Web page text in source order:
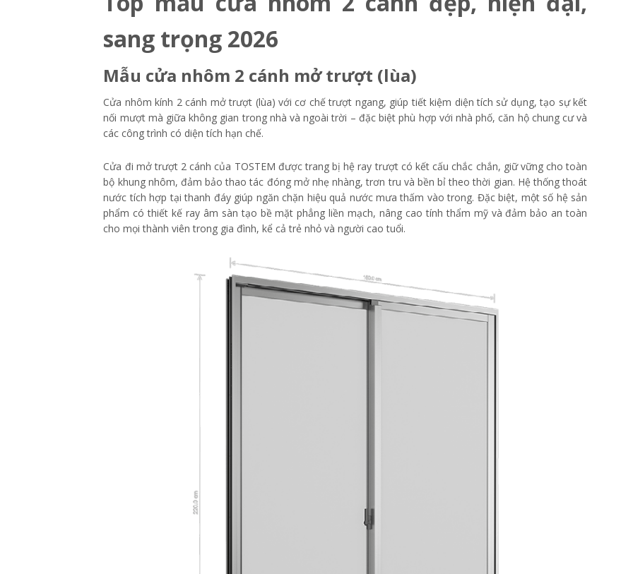
sang trọng 2026
Mẫu cửa nhôm 2 cánh mở trượt (lùa)
Cửa nhôm kính 2 cánh mở trượt (lùa) với cơ chế trượt ngang, giúp tiết kiệm diện tích sử dụng, tạo sự kết
nối mượt mà giữa không gian trong nhà và ngoài trời – đặc biệt phù hợp với nhà phố, căn hộ chung cư và
các công trình có diện tích hạn chế.
Cửa đi mở trượt 2 cánh của TOSTEM được trang bị hệ ray trượt có kết cấu chắc chắn, giữ vững cho toàn
bộ khung nhôm, đảm bảo thao tác đóng mở nhẹ nhàng, trơn tru và bền bỉ theo thời gian. Hệ thống thoát
nước tích hợp tại thanh đáy giúp ngăn chặn hiệu quả nước mưa thấm vào trong. Đặc biệt, một số hệ sản
phẩm có thiết kế ray âm sàn tạo bề mặt phẳng liền mạch, nâng cao tính thẩm mỹ và đảm bảo an toàn
cho mọi thành viên trong gia đình, kể cả trẻ nhỏ và người cao tuổi.